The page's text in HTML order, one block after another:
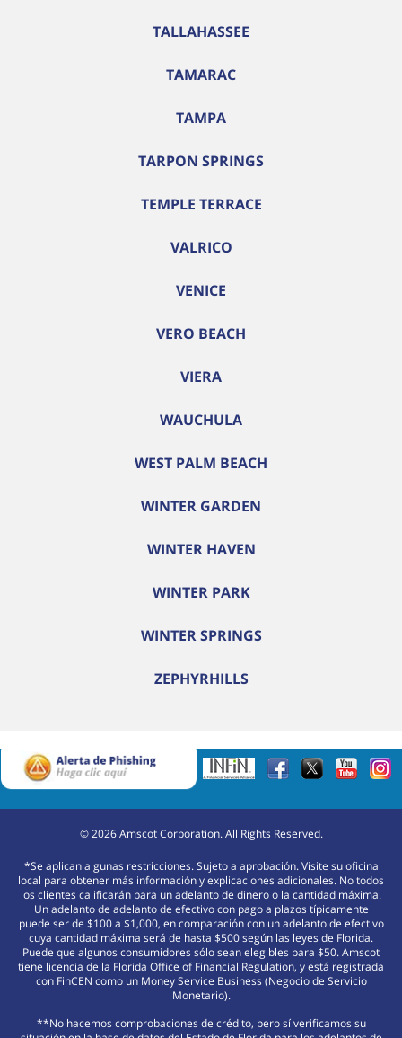
TALLAHASSEE
TAMARAC
TAMPA
TARPON SPRINGS
TEMPLE TERRACE
VALRICO
VENICE
VERO BEACH
VIERA
WAUCHULA
WEST PALM BEACH
WINTER GARDEN
WINTER HAVEN
WINTER PARK
WINTER SPRINGS
ZEPHYRHILLS
©2026Amscot Corporation. All Rights Reserved.
*Se aplican algunas restricciones. Sujeto a aprobación. Visite su oficina
local para obtener más información y explicaciones adicionales. No todos
los clientes calificarán para un adelanto de dinero o la cantidad máxima.
Un adelanto de adelanto de efectivo con pago a plazos típicamente
puede ser de $100 a $1,000, en comparación con un adelanto de efectivo
cuya cantidad máxima será de hasta $500 según las leyes de Florida.
Puede que algunos consumidores sólo sean elegibles para $50. Amscot
tiene licencia de la Florida Office of Financial Regulation, y está registrada
con FinCEN como un Money Service Business (Negocio de Servicio
Monetario).
**No hacemos comprobaciones de crédito, pero sí verificamos su